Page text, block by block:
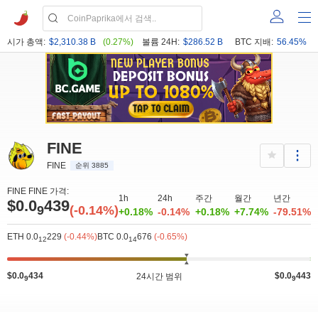
시가 총액: $2,310.38 B (0.27%) 볼륨 24H: $286.52 B BTC 지배: 56.45%
FINE
FINE 순위 3885
FINE FINE 가격:
$0.09439(-0.14%)
1h
+0.18%
24h
-0.14%
주간
+0.18%
월간
+7.74%
년간
-79.51%
ETH 0.012229 (-0.44%)BTC 0.014676 (-0.65%)
$0.09434 24시간 범위 $0.09443